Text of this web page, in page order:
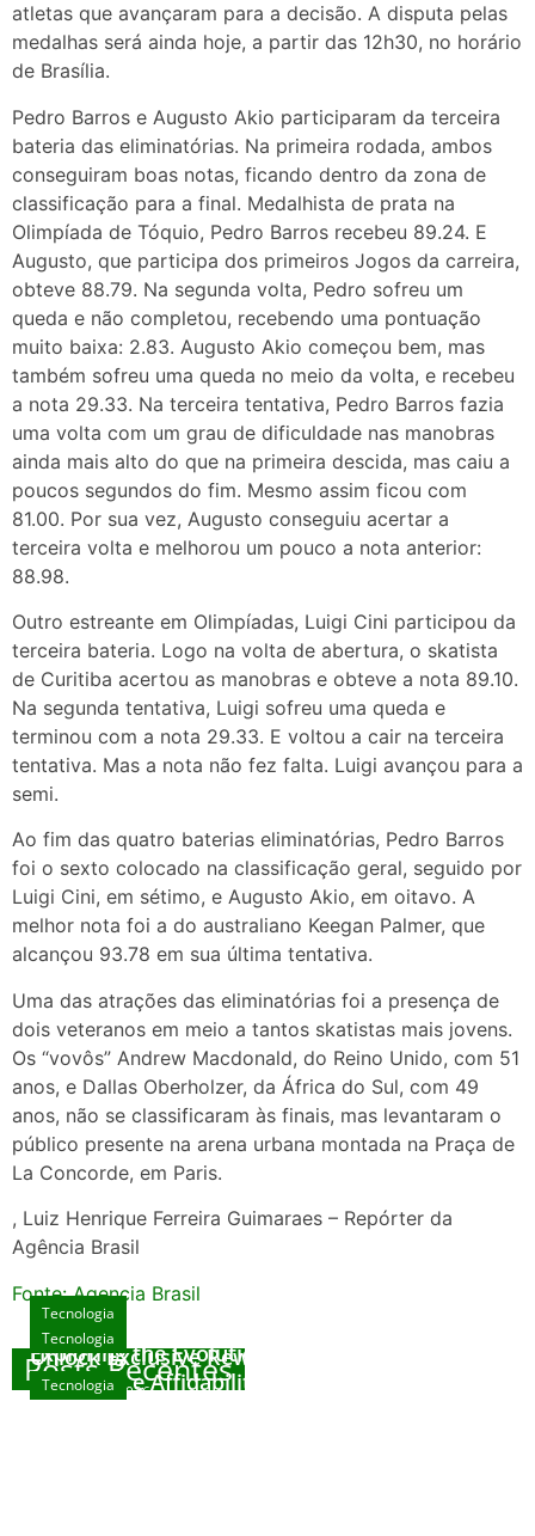
atletas que avançaram para a decisão. A disputa pelas
medalhas será ainda hoje, a partir das 12h30, no horário
de Brasília.
Pedro Barros e Augusto Akio participaram da terceira
bateria das eliminatórias. Na primeira rodada, ambos
conseguiram boas notas, ficando dentro da zona de
classificação para a final. Medalhista de prata na
Olimpíada de Tóquio, Pedro Barros recebeu 89.24. E
Augusto, que participa dos primeiros Jogos da carreira,
obteve 88.79. Na segunda volta, Pedro sofreu um
queda e não completou, recebendo uma pontuação
muito baixa: 2.83. Augusto Akio começou bem, mas
também sofreu uma queda no meio da volta, e recebeu
a nota 29.33. Na terceira tentativa, Pedro Barros fazia
uma volta com um grau de dificuldade nas manobras
ainda mais alto do que na primeira descida, mas caiu a
poucos segundos do fim. Mesmo assim ficou com
81.00. Por sua vez, Augusto conseguiu acertar a
terceira volta e melhorou um pouco a nota anterior:
88.98.
Outro estreante em Olimpíadas, Luigi Cini participou da
terceira bateria. Logo na volta de abertura, o skatista
de Curitiba acertou as manobras e obteve a nota 89.10.
Na segunda tentativa, Luigi sofreu uma queda e
terminou com a nota 29.33. E voltou a cair na terceira
tentativa. Mas a nota não fez falta. Luigi avançou para a
semi.
Ao fim das quatro baterias eliminatórias, Pedro Barros
foi o sexto colocado na classificação geral, seguido por
Luigi Cini, em sétimo, e Augusto Akio, em oitavo. A
melhor nota foi a do australiano Keegan Palmer, que
alcançou 93.78 em sua última tentativa.
Uma das atrações das eliminatórias foi a presença de
dois veteranos em meio a tantos skatistas mais jovens.
Os “vovôs” Andrew Macdonald, do Reino Unido, com 51
anos, e Dallas Oberholzer, da África do Sul, com 49
anos, não se classificaram às finais, mas levantaram o
público presente na arena urbana montada na Praça de
La Concorde, em Paris.
, Luiz Henrique Ferreira Guimaraes – Repórter da
Agência Brasil
Fonte: Agencia Brasil
Posts Recentes
Tecnologia
Exploring the Evolution of Online Slot Games
agosto 7, 2026
Tecnologia
Unlock Exclusive Rewards at The Big Dog
House
Tecnologia
Sicurezza e Affidabilità di Mr Nulls Wicked
Wares
Tecnologia